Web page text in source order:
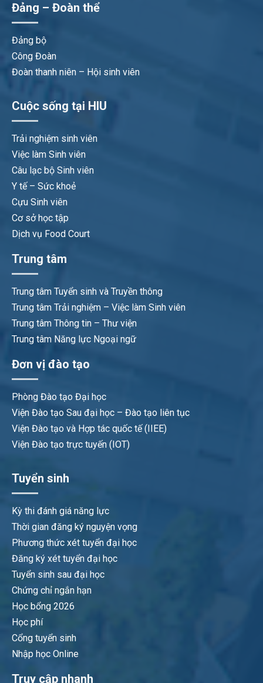
Đảng – Đoàn thể
Đảng bộ
Công Đoàn
Đoàn thanh niên – Hội sinh viên
Cuộc sống tại HIU
Trải nghiệm sinh viên
Việc làm Sinh viên
Câu lạc bộ Sinh viên
Y tế – Sức khoẻ
Cựu Sinh viên
Cơ sở học tập
Dịch vụ Food Court
Trung tâm
Trung tâm Tuyển sinh và Truyền thông
Trung tâm Trải nghiệm – Việc làm Sinh viên
Trung tâm Thông tin – Thư viện
Trung tâm Năng lực Ngoại ngữ
Đơn vị đào tạo
Phòng Đào tạo Đại học
Viện Đào tạo Sau đại học – Đào tạo liên tục
Viện Đào tạo và Hợp tác quốc tế (IIEE)
Viện Đào tạo trực tuyến (IOT)
Tuyển sinh
Kỳ thi đánh giá năng lực
Thời gian đăng ký nguyện vọng
Phương thức xét tuyển đại học
Đăng ký xét tuyển đại học
Tuyển sinh sau đại học
Chứng chỉ ngắn hạn
Học bổng 2026
Học phí
Cổng tuyển sinh
Nhập học Online
Truy cập nhanh